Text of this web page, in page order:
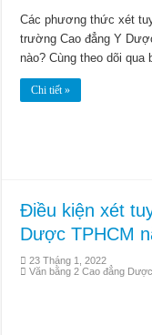
Các phương thức xét
trường Cao đẳng Y
nào? Cùng theo dõi qua
Chi tiết »
Điều kiện xét
Dược TPHCM
23 Tháng 1, 2022
Văn bằng 2 Cao đẳng